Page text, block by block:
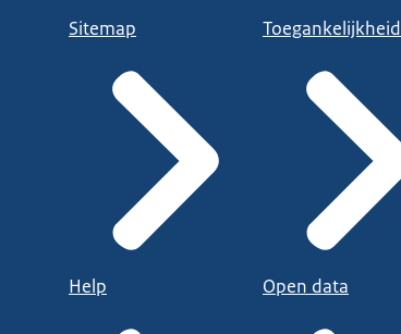
Sitemap
Help
Toegankelijkheid
Open data